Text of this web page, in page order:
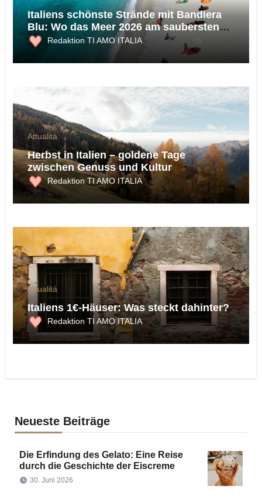
Italiens schönste Strände mit Bandiera
Blu: Wo das Meer 2026 am saubersten
ist
Redaktion TI AMO ITALIA
Attualità
Herbst in Italien – goldene Tage
zwischen Genuss und Kultur
Redaktion TI AMO ITALIA
Attualità
Italiens 1€-Häuser: Was steckt dahinter?
Redaktion TI AMO ITALIA
Neueste Beiträge
Die Erfindung des Gelato: Eine Reise
durch die Geschichte der Eiscreme
30. Juni 2026